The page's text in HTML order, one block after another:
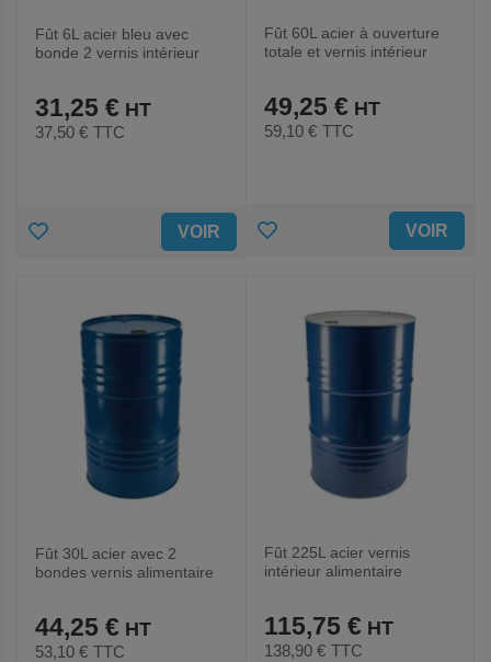
Fût 6L acier bleu avec
bonde 2 vernis intérieur
31,25 €
37,50 € TTC
AJOUTER VOIR
Fût 60L acier à ouverture
totale et vernis intérieur
49,25 €
59,10 € TTC
AJOUTER VOIR
Fût 30L acier avec 2
bondes vernis alimentaire
44,25 €
53,10 € TTC
Fût 225L acier vernis
intérieur alimentaire
115,75 €
138,90 € TTC